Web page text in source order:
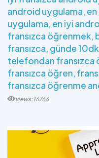
android uygulama
uygulama en iyi
fransızca öğrenmek
fransızca günde
telefondan fransızca
fransızca öğren
fransızca öğrenme
views:16766